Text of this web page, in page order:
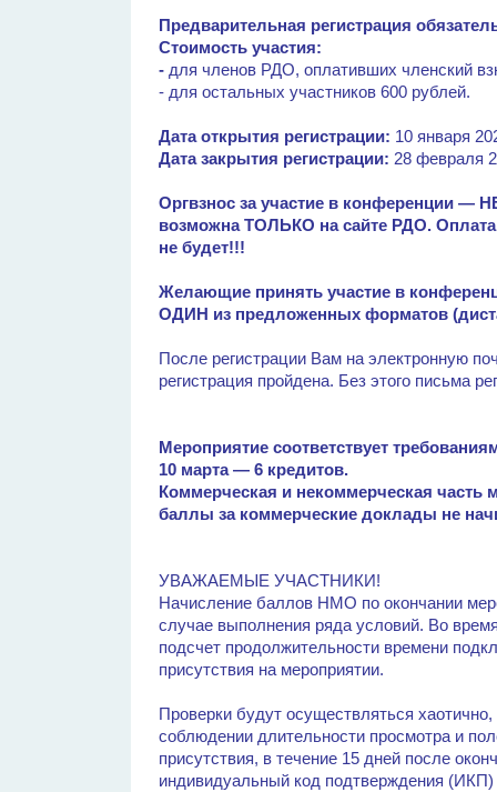
Предварительная регистрация
Стоимость участия:
-для членов РДО, оплативших членский
- для остальных участников 600 рублей.
Дата открытия регистрации: 10 января
Дата закрытия регистрации: 28 февраля
Оргвзнос за участие в конференции
возможна ТОЛЬКО на сайте РДО.
не будет!!!
Желающие принять участие в
ОДИН из предложенных форматов
После регистрации Вам на электронную
регистрация пройдена. Без этого письма
Мероприятие соответствует
10 марта — 6 кредитов.
Коммерческая и некоммерческая
баллы за коммерческие доклады не
УВАЖАЕМЫЕ УЧАСТНИКИ!
Начисление баллов НМО по окончании
случае выполнения ряда условий. Во
подсчет продолжительности времени
присутствия на мероприятии.
Проверки будут осуществляться
соблюдении длительности просмотра и
присутствия, в течение 15 дней после
индивидуальный код подтверждения